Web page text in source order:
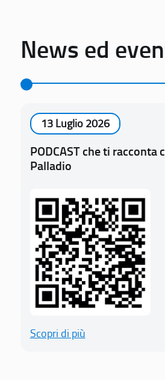
News ed
13 Luglio 2026
PODCAST che ti racconta
Palladio
Scopri di più